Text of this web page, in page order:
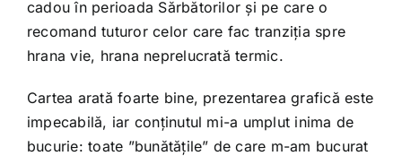
cadou în perioada Sărbătorilor și pe care o
recomand tuturor celor care fac tranziția spre
hrana vie, hrana neprelucrată termic.
Cartea arată foarte bine, prezentarea grafică este
impecabilă, iar conținutul mi-a umplut inima de
bucurie: toate ”bunătățile” de care m-am bucurat